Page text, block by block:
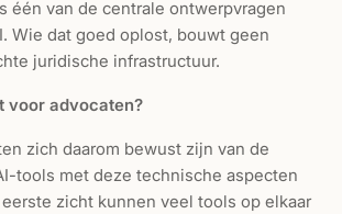
één van de centrale ontwerpvragen
Wie dat goed oplost, bouwt geen
juridische infrastructuur.
voor advocaten?
zich daarom bewust zijn van de
tools met deze technische aspecten
zicht kunnen veel tools op elkaar